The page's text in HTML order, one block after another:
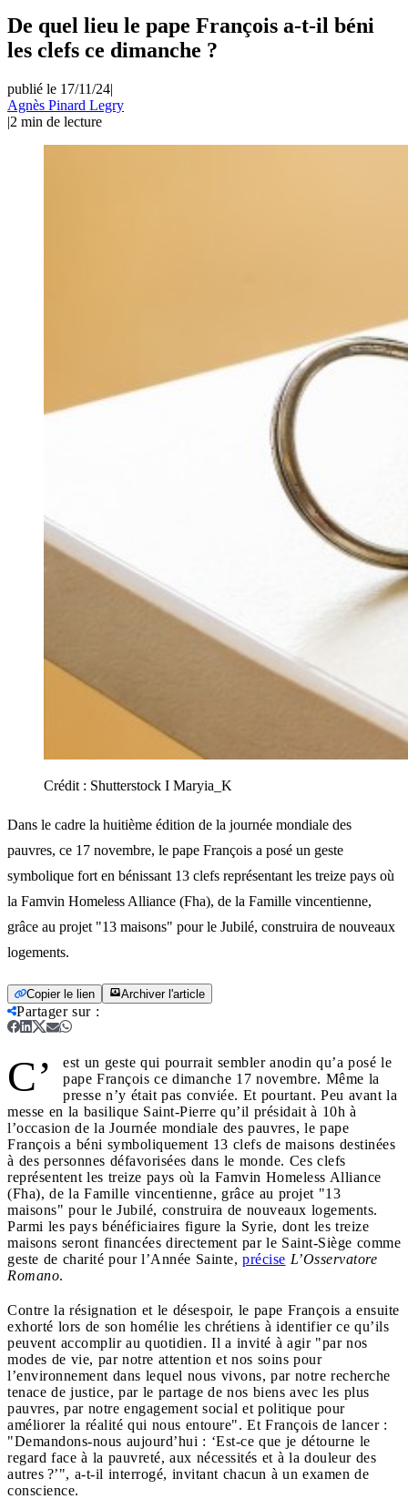
De quel lieu le pape François a-t-il béni
les clefs ce dimanche ?
publié le 17/11/24|
Agnès Pinard Legry
|2 min de lecture
Crédit : Shutterstock I Maryia_K
Dans le cadre la huitième édition de la journée mondiale des
pauvres, ce 17 novembre, le pape François a posé un geste
symbolique fort en bénissant 13 clefs représentant les treize pays où
la Famvin Homeless Alliance (Fha), de la Famille vincentienne,
grâce au projet "13 maisons" pour le Jubilé, construira de nouveaux
logements.
Copier le lien Archiver l'article
Partager sur:
C’
est un geste qui pourrait sembler anodin qu’a posé le
pape François ce dimanche 17 novembre. Même la
presse n’y était pas conviée. Et pourtant. Peu avant la
messe en la basilique Saint-Pierre qu’il présidait à 10h à
l’occasion de la Journée mondiale des pauvres, le pape
François a béni symboliquement 13 clefs de maisons destinées
à des personnes défavorisées dans le monde. Ces clefs
représentent les treize pays où la Famvin Homeless Alliance
(Fha), de la Famille vincentienne, grâce au projet "13
maisons" pour le Jubilé, construira de nouveaux logements.
Parmi les pays bénéficiaires figure la Syrie, dont les treize
maisons seront financées directement par le Saint-Siège comme
geste de charité pour l’Année Sainte, précise L’Osservatore
Romano.
Contre la résignation et le désespoir, le pape François a ensuite
exhorté lors de son homélie les chrétiens à identifier ce qu’ils
peuvent accomplir au quotidien. Il a invité à agir "par nos
modes de vie, par notre attention et nos soins pour
l’environnement dans lequel nous vivons, par notre recherche
tenace de justice, par le partage de nos biens avec les plus
pauvres, par notre engagement social et politique pour
améliorer la réalité qui nous entoure". Et François de lancer :
"Demandons-nous aujourd’hui : ‘Est-ce que je détourne le
regard face à la pauvreté, aux nécessités et à la douleur des
autres ?’", a-t-il interrogé, invitant chacun à un examen de
conscience.